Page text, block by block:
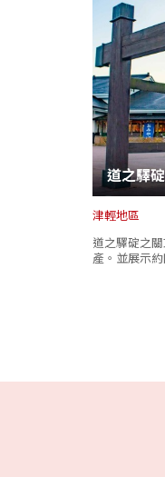
道之驛
津輕地區
道之驛碇之
產。並展示